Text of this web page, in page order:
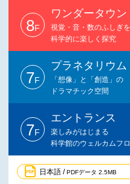
8F
ワンダータウン
視覚・音・数のふしぎを
科学的に楽しく探究
7F
プラネタリウム
「想像」と「創造」の
ドラマチック空間
7F
エントランス
楽しみがはじまる
科学館のウェルカムフ
日本語 /PDFデータ 2.5MB